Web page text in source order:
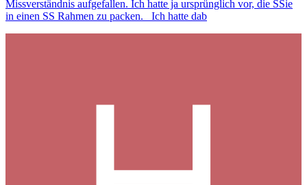
Missverständnis aufgefallen. Ich hatte ja ursprünglich vor, die SSie
in einen SS Rahmen zu packen. Ich hatte dab